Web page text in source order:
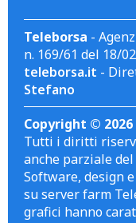
Teleborsa -
n. 169/61 del 18/
teleborsa.it -
Stefano
Copyright ©
Tutti i diritti
anche parziale
Software, design
su server farm
grafici hanno